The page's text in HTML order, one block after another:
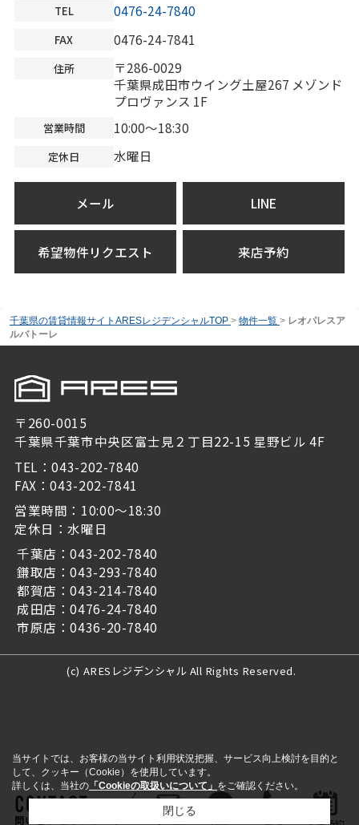
TEL 0476-24-7840
FAX 0476-24-7841
住所
〒286-0029
千葉県成田市ウイング土屋267 メゾンド
プロヴァンス 1F
営業時間 10:00～18:30
定休日 水曜日
メール LINE
希望物件リクエスト 来店予約
千葉県の賃貸情報サイトARESレジデンシャルTOP > 物件一覧 > レオパレスア
ルバトーレ
〒260-0015
千葉県千葉市中央区富士見２丁目22-15 星野ビル 4F
TEL：043-202-7840
FAX：043-202-7841
営業時間：10:00～18:30
定休日：水曜日
千葉店：043-202-7840
鎌取店：043-293-7840
都賀店：043-214-7840
成田店：0476-24-7840
市原店：0436-20-7840
(c) ARESレジデンシャル All Rights Reserved.
問い合わせをする
当サイトでは、お客様の当サイト利用状況把握、サービス向上検討を目的と
して、クッキー（Cookie）を使用しています。
詳しくは、当社の 「Cookieの取扱いについて」 をご確認ください。
閉じる